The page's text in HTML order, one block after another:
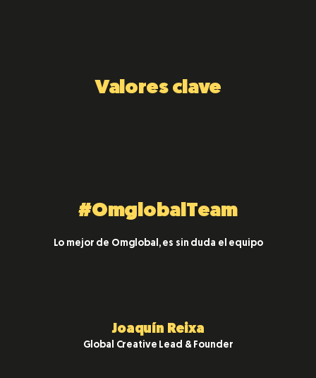
Valores clave
#OmglobalTeam
Lo mejor de Omglobal, es sin duda el equipo
Joaquín Reixa
Global Creative Lead & Founder